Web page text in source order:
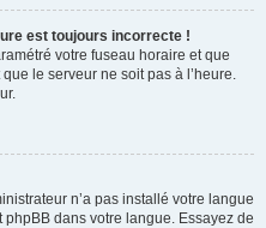
est toujours incorrecte !
votre fuseau horaire et que
le serveur ne soit pas à l’heure.
n’a pas installé votre langue
dans votre langue. Essayez de